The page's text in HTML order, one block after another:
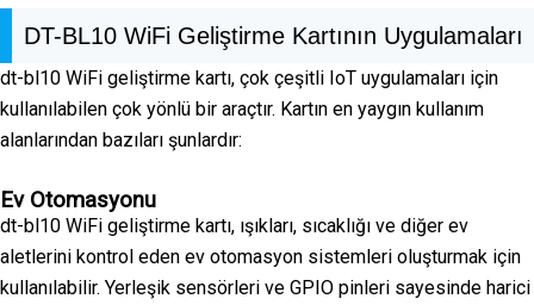
DT-BL10 WiFi Geliştirme Kartının Uygulamaları
dt-bl10 WiFi geliştirme kartı, çok çeşitli IoT uygulamaları için
kullanılabilen çok yönlü bir araçtır. Kartın en yaygın kullanım
alanlarından bazıları şunlardır:
Ev Otomasyonu
dt-bl10 WiFi geliştirme kartı, ışıkları, sıcaklığı ve diğer ev
aletlerini kontrol eden ev otomasyon sistemleri oluşturmak için
kullanılabilir. Yerleşik sensörleri ve GPIO pinleri sayesinde harici